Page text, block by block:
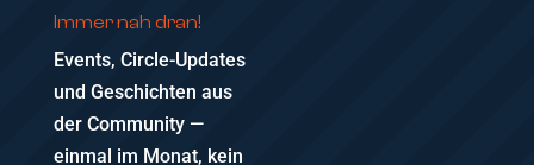
Immer nah dran!
Events, Circle-Updates
und Geschichten aus
der Community —
einmal im Monat, kein